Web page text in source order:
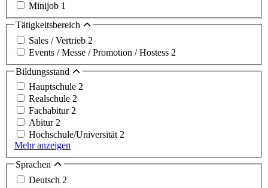
Minijob 1
Tätigkeitsbereich
Sales / Vertrieb 2
Events / Messe / Promotion / Hostess 2
Bildungsstand
Hauptschule 2
Realschule 2
Fachabitur2
Abitur2
Hochschule/Universität2
Mehr anzeigen
Sprachen
Deutsch 2